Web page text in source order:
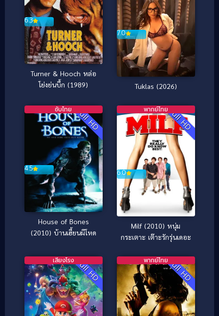
6.3
Turner & Hooch หล่อ
โย่งย่นบึ้ก (1989)
7.0
Tuklas (2026)
Full HD
4.5
ซับไทย
House of Bones
(2010) บ้านเฮี้ยนผีโหด
Full HD
6.0
พากย์ไทย
Milf (2010) หนุ่ม
กระเตาะ เต๊าะรักรุ่นเดอะ
Full HD
เสียงโรง Full HD
พากย์ไทย